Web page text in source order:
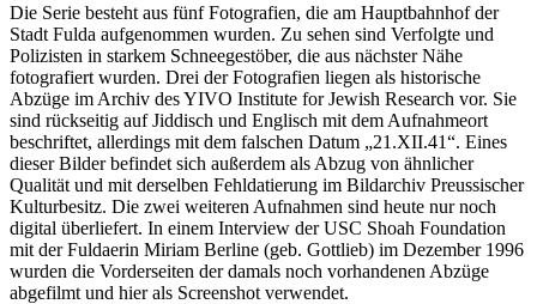
Die Serie besteht aus fünf Fotografien, die am Hauptbahnhof der
Stadt Fulda aufgenommen wurden. Zu sehen sind Verfolgte und
Polizisten in starkem Schneegestöber, die aus nächster Nähe
fotografiert wurden. Drei der Fotografien liegen als historische
Abzüge im Archiv des YIVO Institute for Jewish Research vor. Sie
sind rückseitig auf Jiddisch und Englisch mit dem Aufnahmeort
beschriftet, allerdings mit dem falschen Datum „21.XII.41“. Eines
dieser Bilder befindet sich außerdem als Abzug von ähnlicher
Qualität und mit derselben Fehldatierung im Bildarchiv Preussischer
Kulturbesitz. Die zwei weiteren Aufnahmen sind heute nur noch
digital überliefert. In einem Interview der USC Shoah Foundation
mit der Fuldaerin Miriam Berline (geb. Gottlieb) im Dezember 1996
wurden die Vorderseiten der damals noch vorhandenen Abzüge
abgefilmt und hier als Screenshot verwendet.